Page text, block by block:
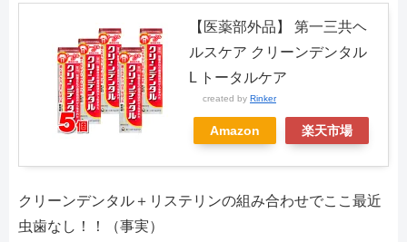
【医薬部外品】 第一三共ヘ
ルスケア クリーンデンタル
L トータルケア
created by Rinker
Amazon 楽天市場
クリーンデンタル＋リステリンの組み合わせでここ最近
虫歯なし！！（事実）